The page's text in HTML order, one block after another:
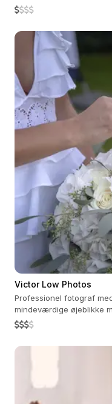
Victor Low Photos
Professionel fotograf
mindeværdige øjeblikke